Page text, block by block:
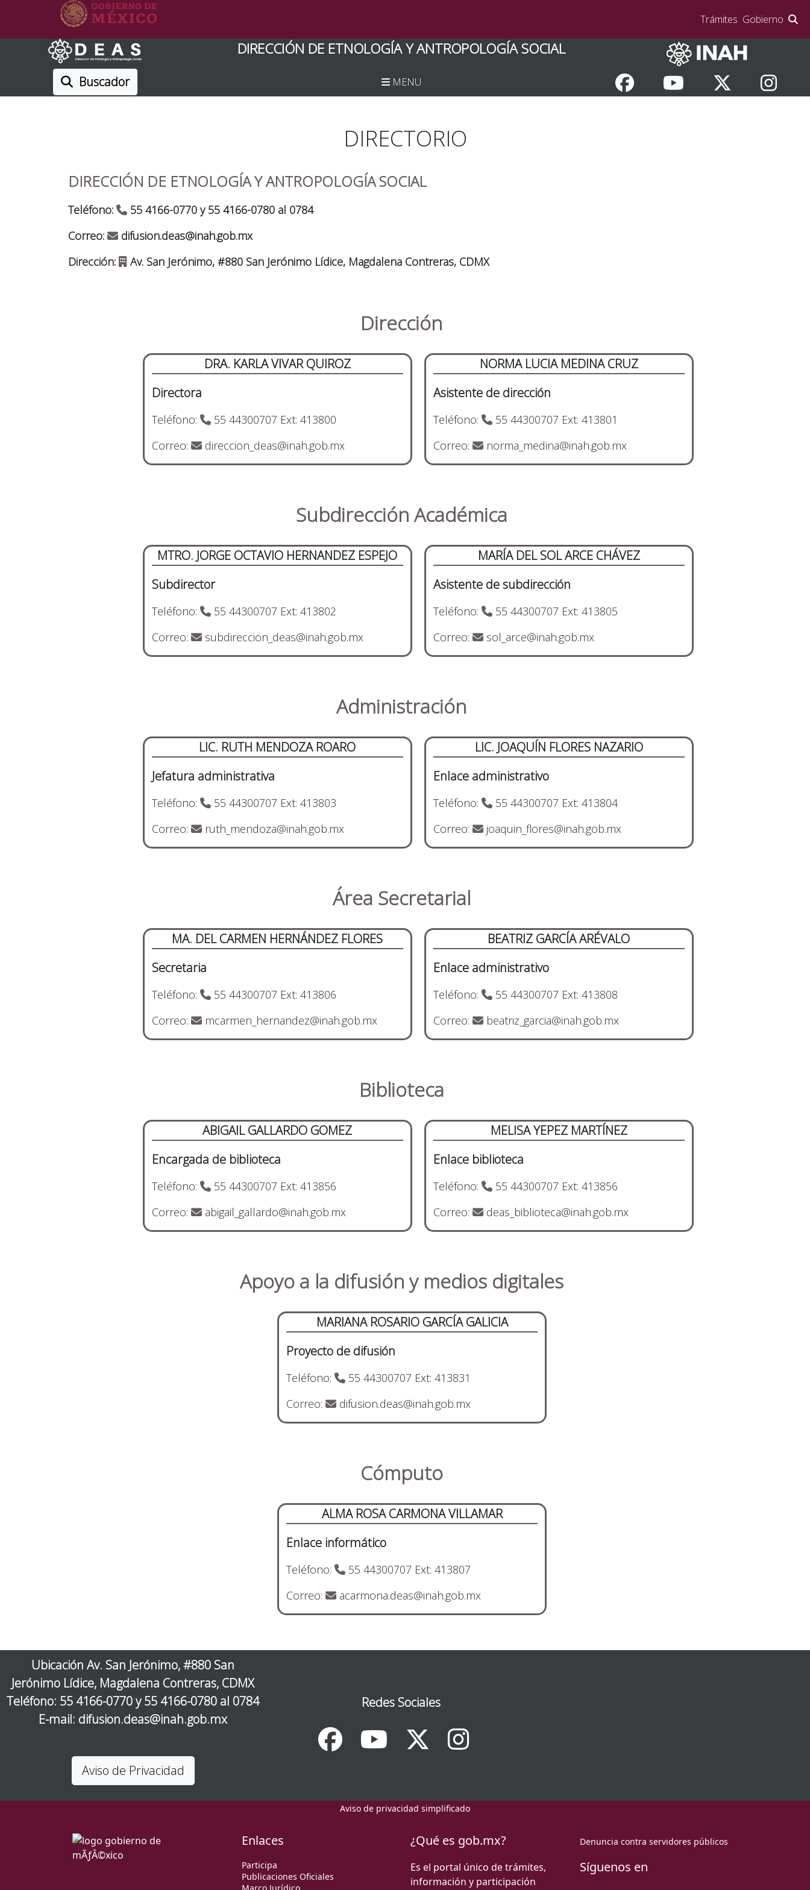
Trámites Gobierno
DIRECCIÓN DE ETNOLOGÍA Y ANTROPOLOGÍA SOCIAL
Buscador MENU
DIRECTORIO
DIRECCIÓN DE ETNOLOGÍA Y ANTROPOLOGÍA SOCIAL
Teléfono:
55 4166-0770 y 55 4166-0780 al 0784
Correo:
difusion.deas@inah.gob.mx
Dirección:
Av. San Jerónimo, #880 San Jerónimo Lídice, Magdalena Contreras, CDMX
Dirección
DRA. KARLA VIVAR QUIROZ
Directora
Teléfono:
55 44300707 Ext: 413800
Correo:
direccion_deas@inah.gob.mx
NORMA LUCIA MEDINA CRUZ
Asistente de dirección
Teléfono:
55 44300707 Ext: 413801
Correo:
norma_medina@inah.gob.mx
Subdirección Académica
MTRO. JORGE OCTAVIO HERNANDEZ ESPEJO
Subdirector
Teléfono:
55 44300707 Ext: 413802
Correo:
subdireccion_deas@inah.gob.mx
MARÍA DEL SOL ARCE CHÁVEZ
Asistente de subdirección
Teléfono:
55 44300707 Ext: 413805
Correo:
sol_arce@inah.gob.mx
Administración
LIC. RUTH MENDOZA ROARO
Jefatura administrativa
Teléfono:
55 44300707 Ext: 413803
Correo:
ruth_mendoza@inah.gob.mx
LIC. JOAQUÍN FLORES NAZARIO
Enlace administrativo
Teléfono:
55 44300707 Ext: 413804
Correo:
joaquin_flores@inah.gob.mx
Área Secretarial
MA. DEL CARMEN HERNÁNDEZ FLORES
Secretaria
Teléfono:
55 44300707 Ext: 413806
Correo:
mcarmen_hernandez@inah.gob.mx
BEATRIZ GARCÍA ARÉVALO
Enlace administrativo
Teléfono:
55 44300707 Ext: 413808
Correo:
beatriz_garcia@inah.gob.mx
Biblioteca
ABIGAIL GALLARDO GOMEZ
Encargada de biblioteca
Teléfono:
55 44300707 Ext: 413856
Correo:
abigail_gallardo@inah.gob.mx
MELISA YEPEZ MARTÍNEZ
Enlace biblioteca
Teléfono:
55 44300707 Ext: 413856
Correo:
deas_biblioteca@inah.gob.mx
Apoyo a la difusión y medios digitales
MARIANA ROSARIO GARCÍA GALICIA
Proyecto de difusión
Teléfono:
55 44300707 Ext: 413831
Correo:
difusion.deas@inah.gob.mx
Cómputo
ALMA ROSA CARMONA VILLAMAR
Enlace informático
Teléfono:
55 44300707 Ext: 413807
Correo:
acarmona.deas@inah.gob.mx
Ubicación Av. San Jerónimo, #880 San
Jerónimo Lídice, Magdalena Contreras, CDMX
Teléfono: 55 4166-0770 y 55 4166-0780 al 0784
E-mail: difusion.deas@inah.gob.mx
Aviso de Privacidad
Redes Sociales
Aviso de privacidad simplificado
Enlaces
Participa
Publicaciones Oficiales
¿Qué es gob.mx?
Es el portal único de trámites,
información y participación
Denuncia contra servidores públicos
Síguenos en